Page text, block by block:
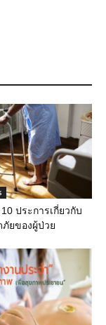
ประการเกี่ยวกับ
ยของผู้ป่วย